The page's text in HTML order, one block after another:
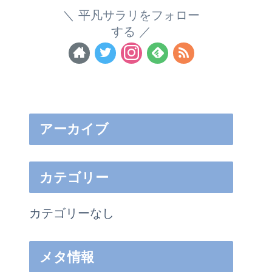
平凡サラリをフォロー
する
アーカイブ
カテゴリー
カテゴリーなし
メタ情報